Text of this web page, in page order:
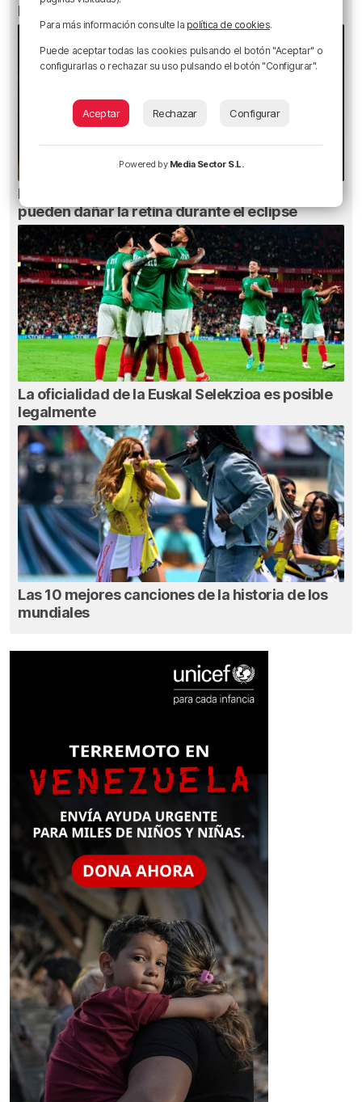
El bilbaíno que opta a un récord Guinness
Ni gafas de sol ni radiografías: los errores que
pueden dañar la retina durante el eclipse
La oficialidad de la Euskal Selekzioa es posible
legalmente
Las 10 mejores canciones de la historia de los
mundiales
Para más información consulte la política de cookies.
Puede aceptar todas las cookies pulsando el botón "Aceptar" o
configurarlas o rechazar su uso pulsando el botón "Configurar".
Aceptar Rechazar Configurar
Powered by Media Sector S.L.